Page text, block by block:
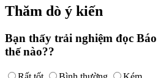
Thăm dò ý kiến
Bạn thấy trải nghiệm đọc
thế nào??